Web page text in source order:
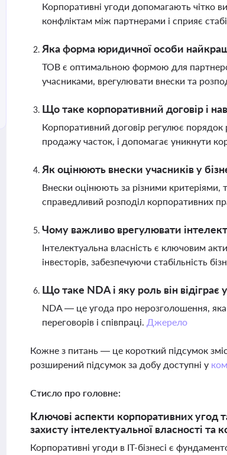
Корпоративні угоди допомагають чітко
конфліктам між партнерами і сприяє
Яка форма юридичної особи
ТОВ є оптимальною формою для
учасниками, врегулювати внески та
Що таке корпоративний договір і
Корпоративний договір регулює порядок
продажу часток, і допомагає уникнути
Як оцінюють внески учасників у
Внески оцінюють за різними критеріями,
справедливий розподіл корпоративних
Чому важливо врегулювати
Інтелектуальна власність є ключовим
інвесторів, забезпечуючи стабільність
Що таке NDA і яку роль він відіграє
NDA — це угода про нерозголошення, яка
переговорів і співпраці. Джерело
Кожне з питань — це короткий підсумок
розширений підсумок за добу доступні у
Стисло про головне:
Ключові аспекти корпоративних угод
захисту інтелектуальної власності та
Корпоративні угоди в ІТ-бізнесі є